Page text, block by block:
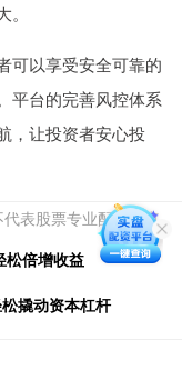
可以享受安全可靠的
平台的完善风控体系
，让投资者安心投
表股票专业配资观点
松倍增收益
撬动资本杠杆